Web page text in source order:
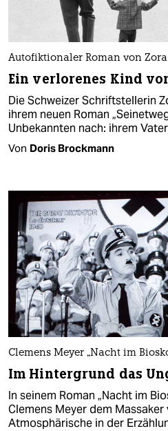
Autofiktionaler Roman von
Ein verlorenes Kind
Die Schweizer Schriftstellerin
ihrem neuen Roman
Unbekannten nach: ihrem
Von Doris Brockmann
Clemens Meyer „Nacht im
Im Hintergrund das
In seinem Roman „Nacht im
Clemens Meyer dem
Atmosphärische in der